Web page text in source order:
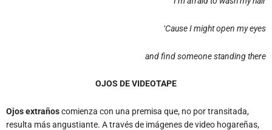
‘Cause I might open my eyes
and find someone standing there
OJOS DE VIDEOTAPE
Ojos extrañoscomienza con una premisa que, no por transitada,
resulta más angustiante. A través de imágenes de video hogareñas,